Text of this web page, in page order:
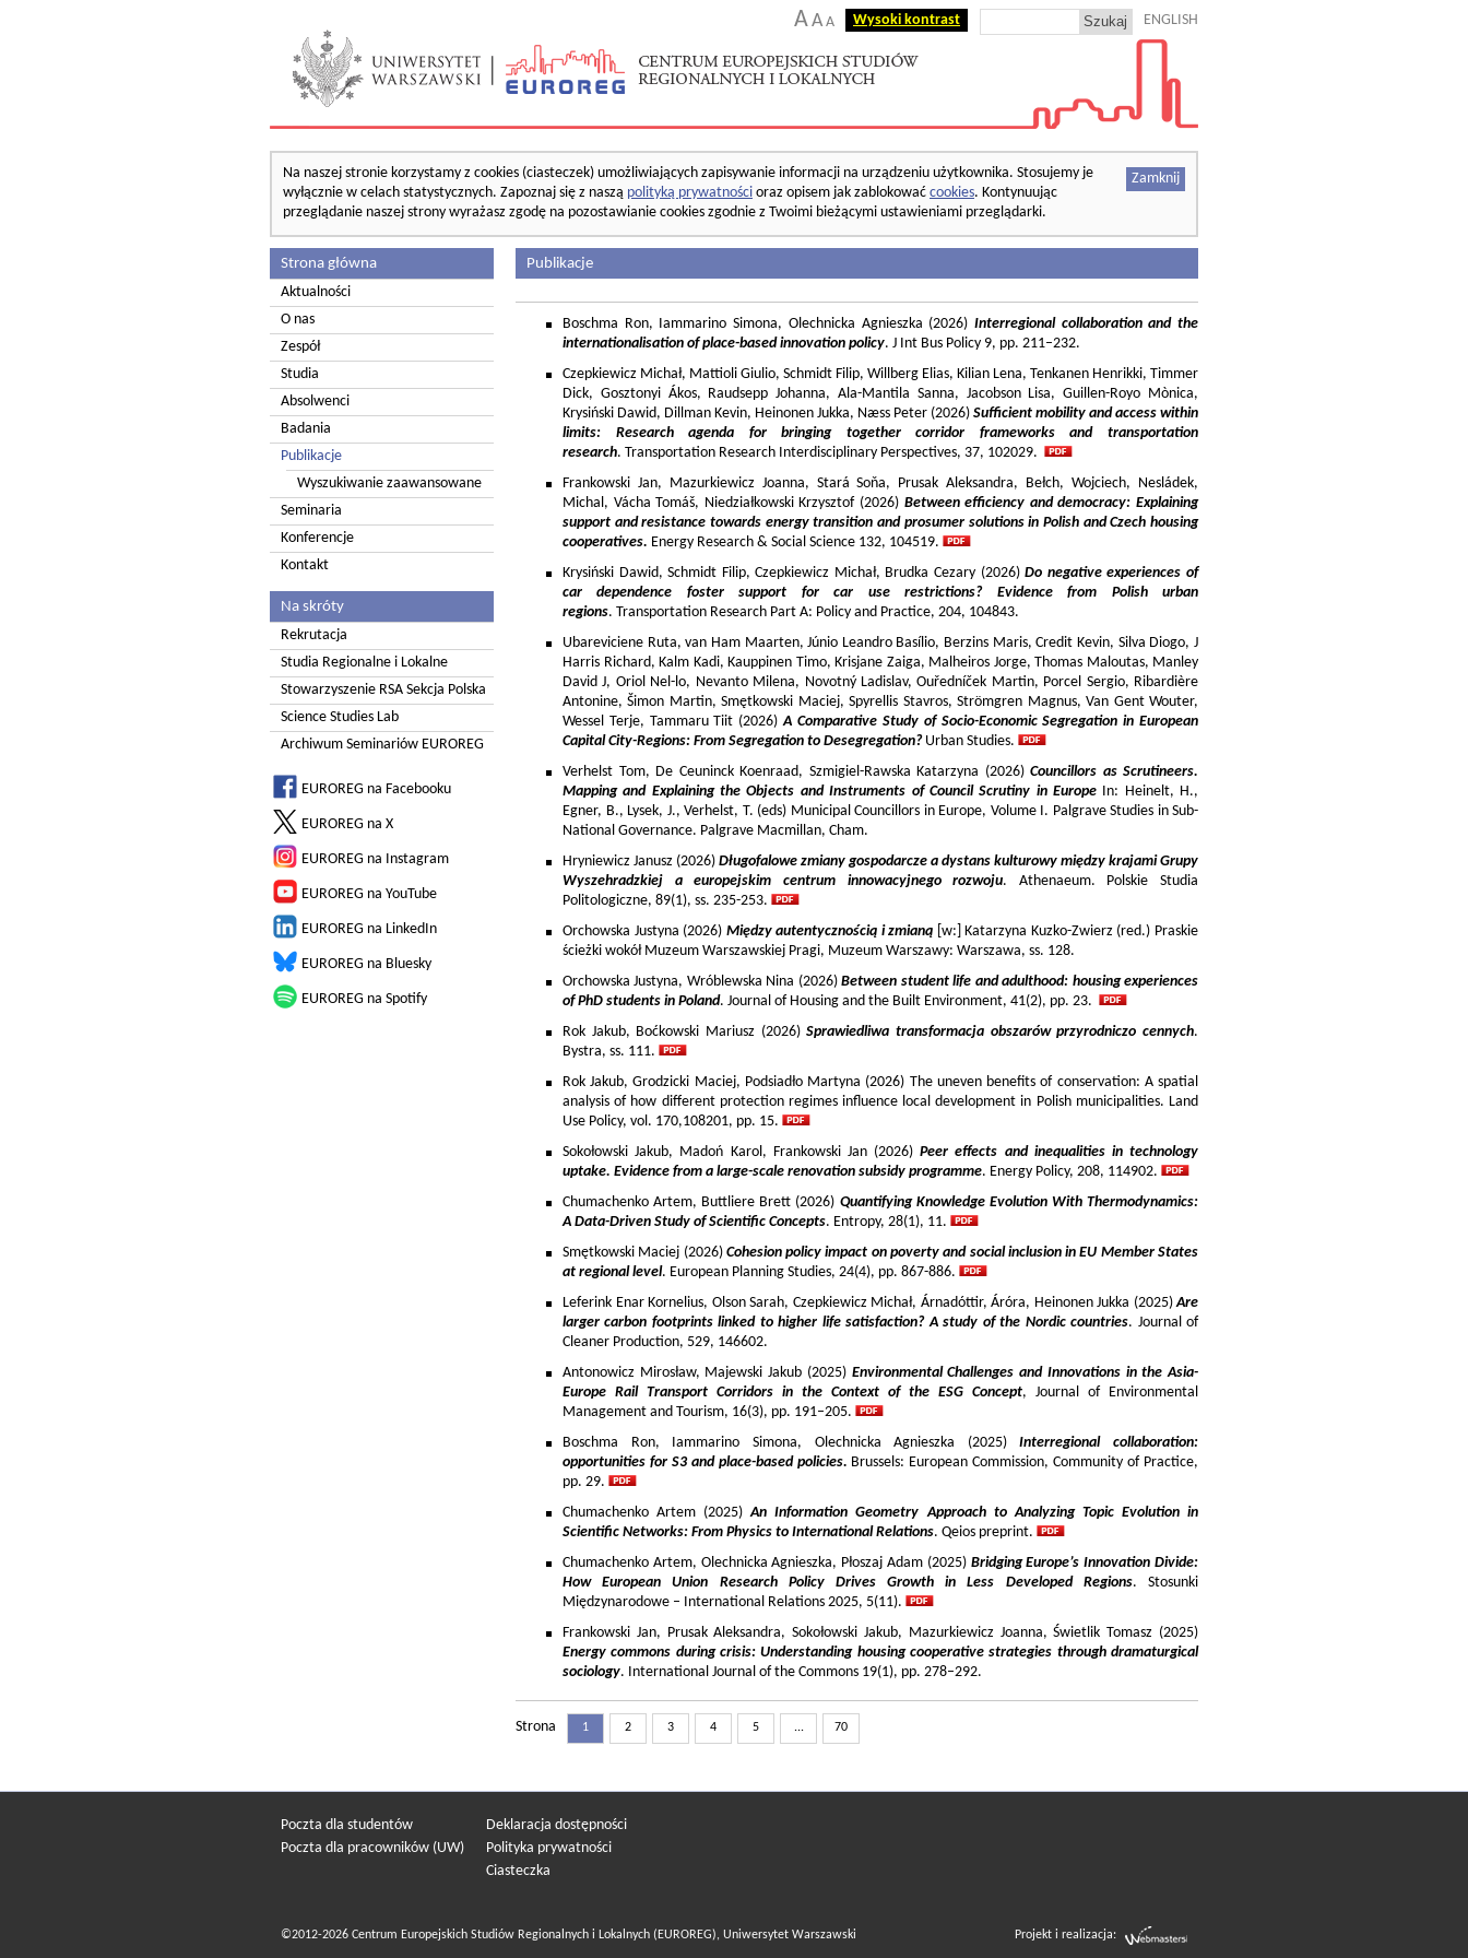
AA A Wysoki kontrast ENGLISH
Zamknij
Na naszej stronie korzystamy z cookies (ciasteczek) umożliwiających zapisywanie informacji na urządzeniu użytkownika. Stosujemy je
wyłącznie w celach statystycznych. Zapoznaj się z naszą polityką prywatności oraz opisem jak zablokować cookies. Kontynuując
przeglądanie naszej strony wyrażasz zgodę na pozostawianie cookies zgodnie z Twoimi bieżącymi ustawieniami przeglądarki.
Strona główna
Aktualności
O nas
Zespół
Studia
Absolwenci
Badania
Publikacje
Wyszukiwanie zaawansowane
Seminaria
Konferencje
Kontakt
Na skróty
Rekrutacja
Studia Regionalne i Lokalne
Stowarzyszenie RSA Sekcja Polska
Science Studies Lab
Archiwum Seminariów EUROREG
EUROREG na Facebooku
EUROREG na X
EUROREG na Instagram
EUROREG na YouTube
EUROREG na LinkedIn
EUROREG na Bluesky
EUROREG na Spotify
Publikacje
Boschma Ron, Iammarino Simona, Olechnicka Agnieszka (2026) Interregional collaboration and the
internationalisation of place-based innovation policy. J Int Bus Policy 9, pp. 211–232.
Czepkiewicz Michał, Mattioli Giulio, Schmidt Filip, Willberg Elias, Kilian Lena, Tenkanen Henrikki, Timmer
Dick, Gosztonyi Ákos, Raudsepp Johanna, Ala-Mantila Sanna, Jacobson Lisa, Guillen-Royo Mònica,
Krysiński Dawid, Dillman Kevin, Heinonen Jukka, Næss Peter (2026) Sufficient mobility and access within
limits: Research agenda for bringing together corridor frameworks and transportation
research. Transportation Research Interdisciplinary Perspectives, 37, 102029.
Frankowski Jan, Mazurkiewicz Joanna, Stará Soňa, Prusak Aleksandra, Bełch, Wojciech, Nesládek,
Michal, Vácha Tomáš, Niedziałkowski Krzysztof (2026) Between efficiency and democracy: Explaining
support and resistance towards energy transition and prosumer solutions in Polish and Czech housing
cooperatives. Energy Research & Social Science 132, 104519.
Krysiński Dawid, Schmidt Filip, Czepkiewicz Michał, Brudka Cezary (2026)Do negative experiences of
car dependence foster support for car use restrictions? Evidence from Polish urban
regions. Transportation Research Part A: Policy and Practice, 204, 104843.
Ubareviciene Ruta, van Ham Maarten, Júnio Leandro Basílio, Berzins Maris, Credit Kevin, Silva Diogo, J
Harris Richard, Kalm Kadi, Kauppinen Timo, Krisjane Zaiga, Malheiros Jorge, Thomas Maloutas, Manley
David J, Oriol Nel-lo, Nevanto Milena, Novotný Ladislav, Ouředníček Martin, Porcel Sergio, Ribardière
Antonine, Šimon Martin, Smętkowski Maciej, Spyrellis Stavros, Strömgren Magnus, Van Gent Wouter,
Wessel Terje, Tammaru Tiit (2026)A Comparative Study of Socio-Economic Segregation in European
Capital City-Regions: From Segregation to Desegregation?Urban Studies.
Verhelst Tom, De Ceuninck Koenraad, Szmigiel-Rawska Katarzyna (2026) Councillors as Scrutineers.
Mapping and Explaining the Objects and Instruments of Council Scrutiny in EuropeIn: Heinelt, H.,
Egner, B., Lysek, J., Verhelst, T. (eds) Municipal Councillors in Europe, Volume I. Palgrave Studies in Sub-
National Governance. Palgrave Macmillan, Cham.
Hryniewicz Janusz (2026) Długofalowe zmiany gospodarcze a dystans kulturowy między krajami Grupy
Wyszehradzkiej a europejskim centrum innowacyjnego rozwoju. Athenaeum. Polskie Studia
Politologiczne, 89(1), ss. 235-253.
Orchowska Justyna (2026) Między autentycznością i zmianą [w:] Katarzyna Kuzko-Zwierz (red.) Praskie
ścieżki wokół Muzeum Warszawskiej Pragi, Muzeum Warszawy: Warszawa, ss. 128.
Orchowska Justyna, Wróblewska Nina (2026)Between student life and adulthood: housing experiences
of PhD students in Poland. Journal of Housing and the Built Environment, 41(2), pp. 23.
Rok Jakub, Boćkowski Mariusz (2026)Sprawiedliwa transformacja obszarów przyrodniczo cennych.
Bystra, ss. 111.
Rok Jakub, Grodzicki Maciej, Podsiadło Martyna (2026) The uneven benefits of conservation: A spatial
analysis of how different protection regimes influence local development in Polish municipalities. Land
Use Policy, vol. 170,108201, pp. 15.
Sokołowski Jakub, Madoń Karol, Frankowski Jan (2026)Peer effects and inequalities in technology
uptake. Evidence from a large-scale renovation subsidy programme. Energy Policy, 208, 114902.
Chumachenko Artem, Buttliere Brett (2026) Quantifying Knowledge Evolution With Thermodynamics:
A Data-Driven Study of Scientific Concepts. Entropy, 28(1), 11.
Smętkowski Maciej (2026) Cohesion policy impact on poverty and social inclusion in EU Member States
at regional level. European Planning Studies, 24(4), pp. 867-886.
Leferink Enar Kornelius, Olson Sarah, Czepkiewicz Michał, Árnadóttir, Áróra, Heinonen Jukka (2025)Are
larger carbon footprints linked to higher life satisfaction? A study of the Nordic countries. Journal of
Cleaner Production, 529, 146602.
Antonowicz Mirosław, Majewski Jakub (2025) Environmental Challenges and Innovations in the Asia-
Europe Rail Transport Corridors in the Context of the ESG Concept, Journal of Environmental
Management and Tourism, 16(3), pp. 191–205.
Boschma Ron, Iammarino Simona, Olechnicka Agnieszka (2025)Interregional collaboration:
opportunities for S3 and place-based policies. Brussels: European Commission, Community of Practice,
pp. 29.
Chumachenko Artem (2025)An Information Geometry Approach to Analyzing Topic Evolution in
Scientific Networks: From Physics to International Relations. Qeios preprint.
Chumachenko Artem, Olechnicka Agnieszka, Płoszaj Adam (2025) Bridging Europe’s Innovation Divide:
How European Union Research Policy Drives Growth in Less Developed Regions. Stosunki
Międzynarodowe – International Relations 2025, 5(11).
Frankowski Jan, Prusak Aleksandra, Sokołowski Jakub, Mazurkiewicz Joanna, Świetlik Tomasz (2025)
Energy commons during crisis: Understanding housing cooperative strategies through dramaturgical
sociology. International Journal of the Commons 19(1), pp. 278–292.
Strona 1 2 3 4 5 ... 70
Poczta dla studentów
Poczta dla pracowników (UW)
Deklaracja dostępności
Polityka prywatności
Ciasteczka
©2012-2026 Centrum Europejskich Studiów Regionalnych i Lokalnych (EUROREG), Uniwersytet Warszawski Projekt i realizacja: